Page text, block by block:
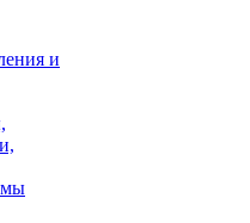
и